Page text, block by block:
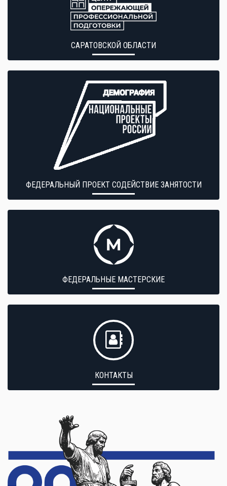
САРАТОВСКОЙ ОБЛАСТИ
ФЕДЕРАЛЬНЫЙ ПРОЕКТ СОДЕЙСТВИЕ ЗАНЯТОСТИ
ФЕДЕРАЛЬНЫЕ МАСТЕРСКИЕ
КОНТАКТЫ